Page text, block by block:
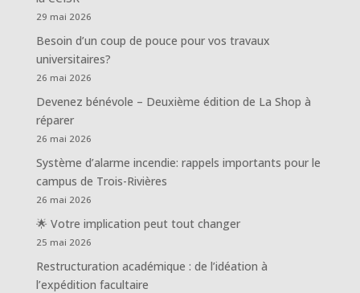
29 mai 2026
Besoin d’un coup de pouce pour vos travaux
universitaires?
26 mai 2026
Devenez bénévole – Deuxième édition de La Shop à
réparer
26 mai 2026
Système d’alarme incendie: rappels importants pour le
campus de Trois-Rivières
26 mai 2026
🌟 Votre implication peut tout changer
25 mai 2026
Restructuration académique : de l’idéation à
l’expédition facultaire